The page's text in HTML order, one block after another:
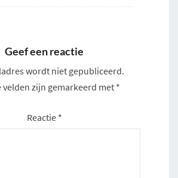
Geef een reactie
wordt niet gepubliceerd.
velden zijn gemarkeerd met *
Reactie *